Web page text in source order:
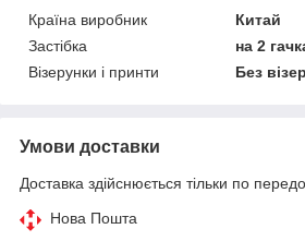
Країна виробник
Китай
Застібка
на 2
Візерунки і принти
Без
Умови доставки
Доставка здійснюється тільки по
Нова Пошта